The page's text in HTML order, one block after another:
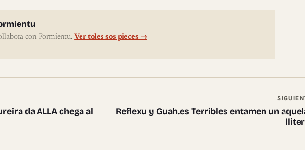
con Formientu.Ver toles sos pieces →
pieces
da ALLA chega al
Reflexu y Guah.es Terribles entamen un